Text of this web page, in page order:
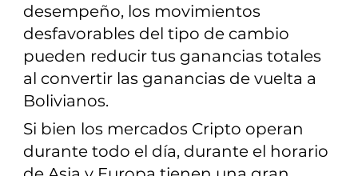
desempeño, los movimientos
desfavorables del tipo de cambio
pueden reducir tus ganancias totales
al convertir las ganancias de vuelta a
Bolivianos.
Si bien los mercados Cripto operan
durante todo el día, durante el horario